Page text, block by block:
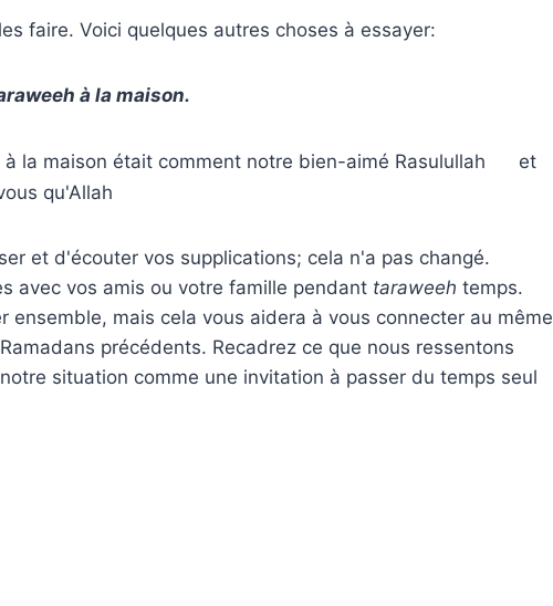
faire. Voici quelques autres choses à essayer:
à la maison.
à la maison était comment notre bien-aimé Rasulullah
et
qu'Allah
et d'écouter vos supplications; cela n'a pas changé.
avec vos amis ou votre famille pendant taraweeh temps.
ensemble, mais cela vous aidera à vous connecter au même
précédents. Recadrez ce que nous ressentons
situation comme une invitation à passer du temps seul